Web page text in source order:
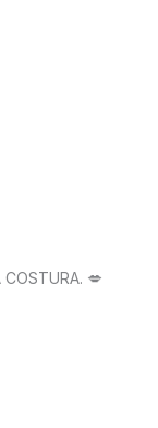
COSTURA. 💋